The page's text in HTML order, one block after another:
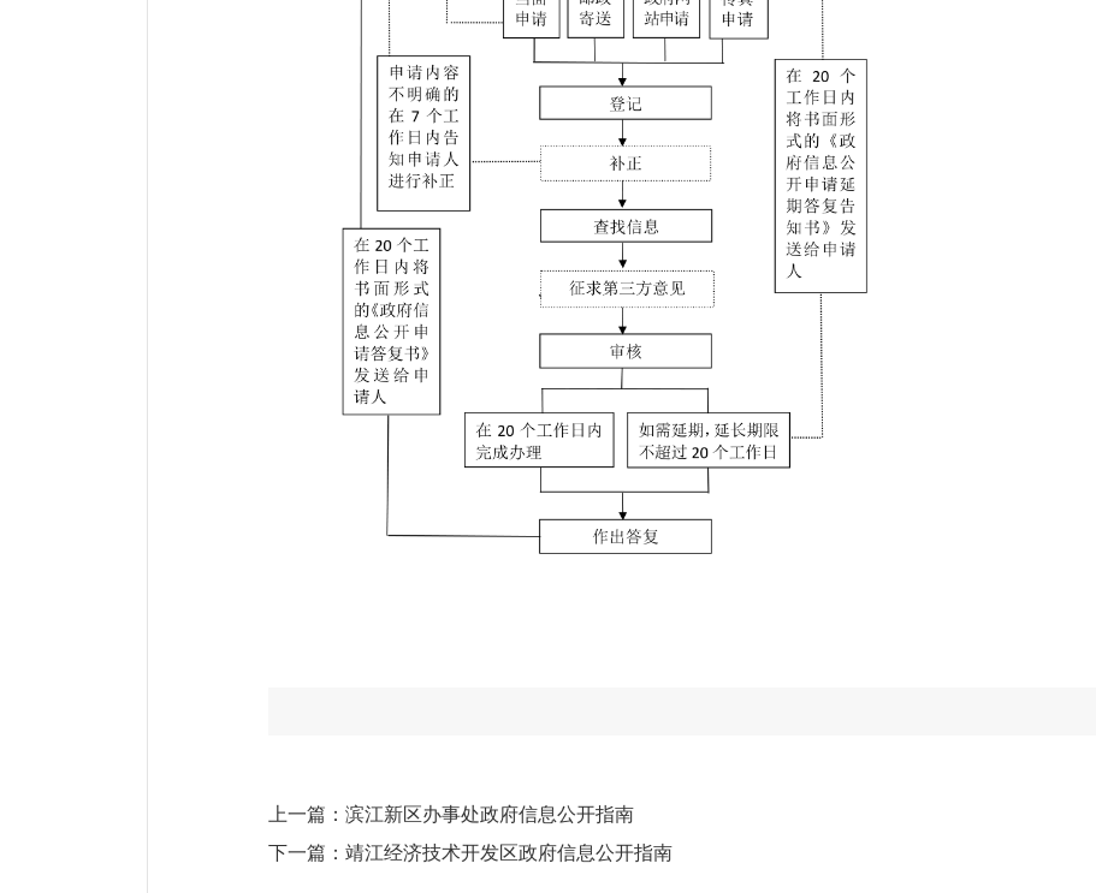
上一篇： 滨江新区办事处政府信息公开指南
下一篇： 靖江经济技术开发区政府信息公开指南